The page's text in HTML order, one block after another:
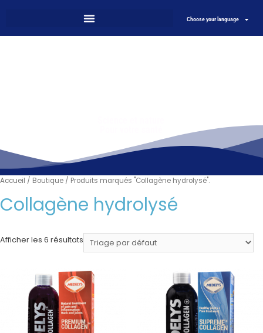
Choose your language
Accueil / Boutique / Produits marqués "Collagène hydrolysé".
Collagène hydrolysé
Afficher les 6 résultats